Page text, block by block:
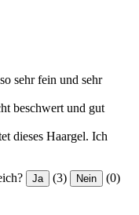
sehr fein und sehr
beschwert und gut
dieses Haargel. Ich
Ja (3) Nein (0)